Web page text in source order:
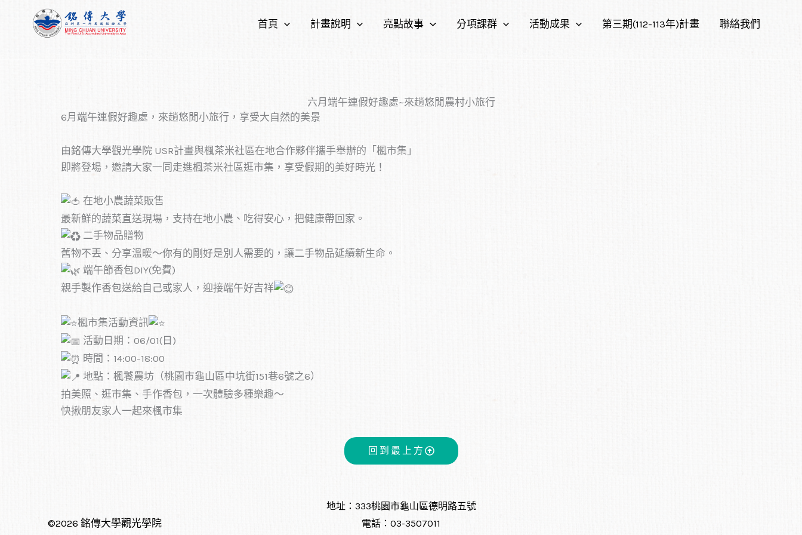
首頁 計畫說明 亮點故事 分項課群 活動成果 第三期(112-113年)計畫 聯絡我們
六月端午連假好趣處~來趟悠閒農村小旅行
6月端午連假好趣處，來趟悠閒小旅行，享受大自然的美景
由銘傳大學觀光學院 USR計畫與楓茶米社區在地合作夥伴攜手舉辦的「楓市集」
即將登場，邀請大家一同走進楓茶米社區逛市集，享受假期的美好時光！
在地小農蔬菜販售
最新鮮的蔬菜直送現場，支持在地小農、吃得安心，把健康帶回家。
二手物品贈物
舊物不丟、分享溫暖～你有的剛好是別人需要的，讓二手物品延續新生命。
端午節香包DIY(免費)
親手製作香包送給自己或家人，迎接端午好吉祥
楓市集活動資訊
活動日期：06/01(日)
時間：14:00-18:00
地點：楓饕農坊（桃園市龜山區中坑街151巷6號之6）
拍美照、逛市集、手作香包，一次體驗多種樂趣～
快揪朋友家人一起來楓市集
回到最上方
©2026 銘傳大學觀光學院
地址：333桃園市龜山區德明路五號
電話：03-3507011